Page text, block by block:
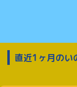
直近1ヶ月のい